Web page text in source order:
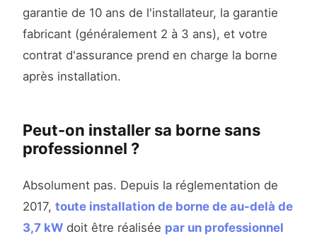
garantie de 10 ans de l'installateur, la garantie
fabricant (généralement 2 à 3 ans), et votre
contrat d'assurance prend en charge la borne
après installation.
Peut-on installer sa borne sans
professionnel ?
Absolument pas. Depuis la réglementation de
2017, toute installation de borne de au-delà de
3,7 kW doit être réalisée par un professionnel